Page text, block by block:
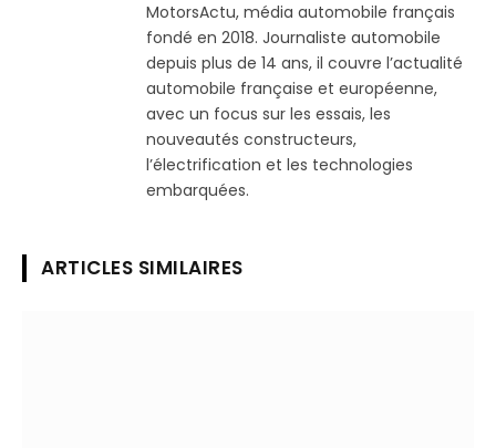
MotorsActu, média automobile français
fondé en 2018. Journaliste automobile
depuis plus de 14 ans, il couvre l’actualité
automobile française et européenne,
avec un focus sur les essais, les
nouveautés constructeurs,
l’électrification et les technologies
embarquées.
ARTICLES SIMILAIRES